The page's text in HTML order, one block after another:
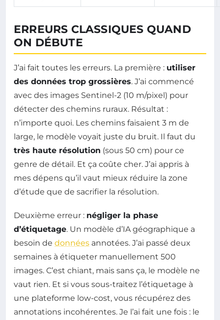
ERREURS CLASSIQUES QUAND
ON DÉBUTE
J’ai fait toutes les erreurs. La première : utiliser
des données trop grossières. J’ai commencé
avec des images Sentinel-2 (10 m/pixel) pour
détecter des chemins ruraux. Résultat :
n’importe quoi. Les chemins faisaient 3 m de
large, le modèle voyait juste du bruit. Il faut du
très haute résolution (sous 50 cm) pour ce
genre de détail. Et ça coûte cher. J’ai appris à
mes dépens qu’il vaut mieux réduire la zone
d’étude que de sacrifier la résolution.
Deuxième erreur : négliger la phase
d’étiquetage. Un modèle d’IA géographique a
besoin de données annotées. J’ai passé deux
semaines à étiqueter manuellement 500
images. C’est chiant, mais sans ça, le modèle ne
vaut rien. Et si vous sous-traitez l’étiquetage à
une plateforme low-cost, vous récupérez des
annotations incohérentes. Je l’ai fait une fois : le